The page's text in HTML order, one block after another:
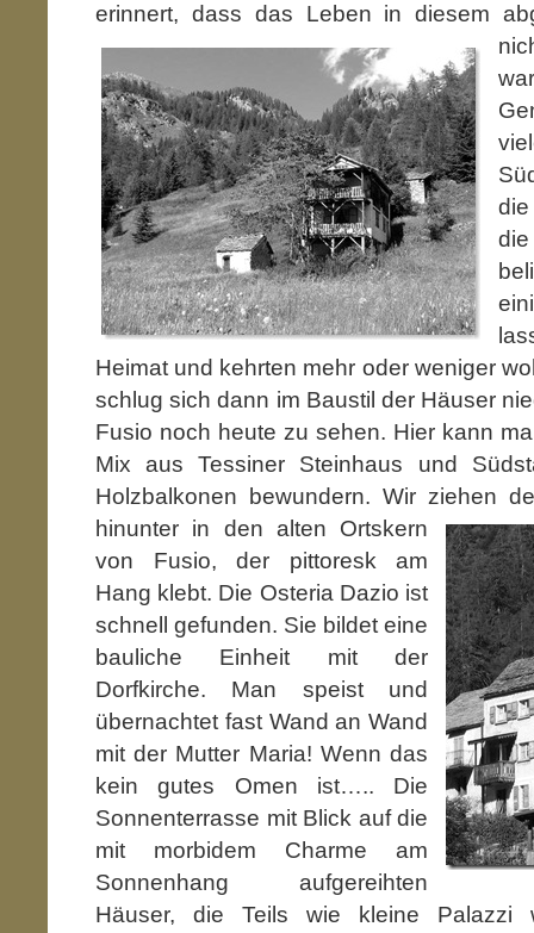
erinnert, dass das Leben in diesem
die
Heimat und kehrten mehr oder weniger
schlug sich dann im Baustil der Häuser
Fusio noch heute zu sehen. Hier kann
Mix aus Tessiner Steinhaus und
Holzbalkonen bewundern. Wir ziehen
hinunter in den alten Ortskern
von Fusio, der pittoresk am
Hang klebt. Die Osteria Dazio ist
schnell gefunden. Sie bildet eine
bauliche Einheit mit der
Dorfkirche. Man speist und
übernachtet fast Wand an Wand
mit der Mutter Maria! Wenn das
kein gutes Omen ist….. Die
Sonnenterrasse mit Blick auf die
mit morbidem Charme am
Sonnenhang aufgereihten
Häuser, die Teils wie kleine Palazzi